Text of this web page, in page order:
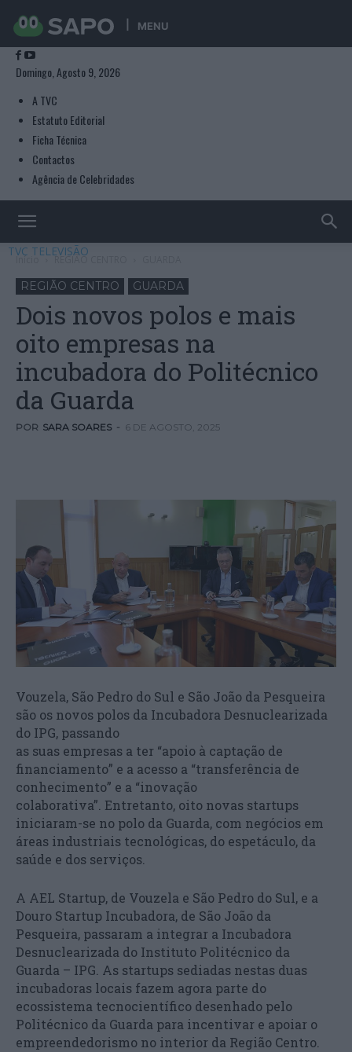
MENU
Domingo, Agosto 9, 2026
A TVC
Estatuto Editorial
Ficha Técnica
Contactos
Agência de Celebridades
TVC TELEVISÃO
Início REGIÃO CENTRO
REGIÃO CENTRO GUARDA
Dois novos polos e mais
oito empresas na
incubadora do Politécnico
da Guarda
POR SARA SOARES - 6 DE AGOSTO, 2025
Vouzela, São Pedro do Sul e São João da Pesqueira
são os novos polos da Incubadora Desnuclearizada
do IPG, passando
as suas empresas a ter “apoio à captação de
financiamento” e a acesso a “transferência de
conhecimento” e a “inovação
colaborativa”. Entretanto, oito novas startups
iniciaram-se no polo da Guarda, com negócios em
áreas industriais tecnológicas, do espetáculo, da
saúde e dos serviços.
A AEL Startup, de Vouzela e São Pedro do Sul, e a
Douro Startup Incubadora, de São João da
Pesqueira, passaram a integrar a Incubadora
Desnuclearizada do Instituto Politécnico da
Guarda – IPG. As startups sediadas nestas duas
incubadoras locais fazem agora parte do
ecossistema tecnocientífico desenhado pelo
Politécnico da Guarda para incentivar e apoiar o
empreendedorismo no interior da Região Centro.